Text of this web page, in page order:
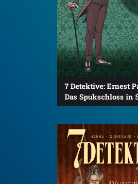
7 Detektive: Ernest
Das Spukschloss in